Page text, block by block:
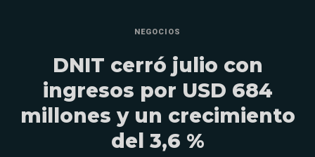
NEGOCIOS
DNIT cerró julio con
ingresos por USD 684
millones y un crecimiento
del 3,6 %